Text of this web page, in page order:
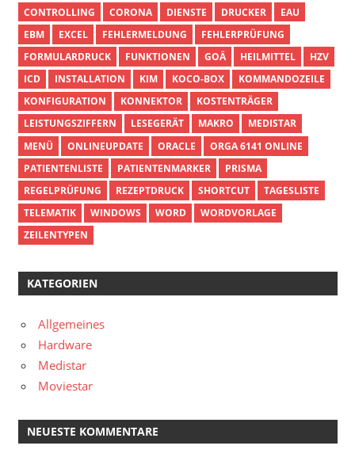
CONTROLLING
CORONA DIENSTE DRUCKER
EAU
EBM
EXCEL FEHLERMELDUNG
FEHLERPRÜFUNG
FORMULARDRUCK
FUNKTIONEN GOÄ HEILMITTEL
HZV
ICD
INSTALLATION KIM KOCO-BOX
KOMMANDOZEILE
KONFIGURATION
KONNEKTOR
KOSTENTRÄGER
LEISTUNGSZIFFERN
LESEGERÄT MAKRO
MEDISTAR
MENÜ
ONLINEUPDATE ORACLE
ORGA 6141 ONLINE
PATIENTENLISTE
PATIENTENMARKER
PRISMA
REGELPRÜFUNG
REZEPTDRUCK SHORTCUT
TAGESLISTE
TELEMATIK
WINDOWS WORD
WORDVORLAGE
ZEILENTYPEN
KATEGORIEN
Allgemeines
Hardware
Medistar
Moviestar
NEUESTE KOMMENTARE